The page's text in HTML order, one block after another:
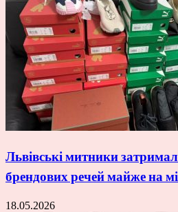
Львівські митники
брендових речей майже на
18.05.2026